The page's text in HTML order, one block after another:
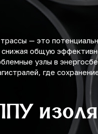
— это
общую
узлы в
где